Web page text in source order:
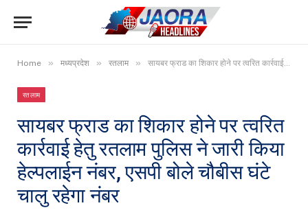
Home » मध्यप्रदेश » रतलाम » सायबर फ्राड का शिकार होने पर त्वरित कार्रवाई हेतु रतलाम पुलिस ने जारी किया हेल्पलाईन नंबर, एसपी बोले चौबीस घंटे चालु रहेगा नंबर
रतलाम
सायबर फ्राड का शिकार होने पर त्वरित
कार्रवाई हेतु रतलाम पुलिस ने जारी किया
हेल्पलाईन नंबर, एसपी बोले चौबीस घंटे
चालु रहेगा नंबर